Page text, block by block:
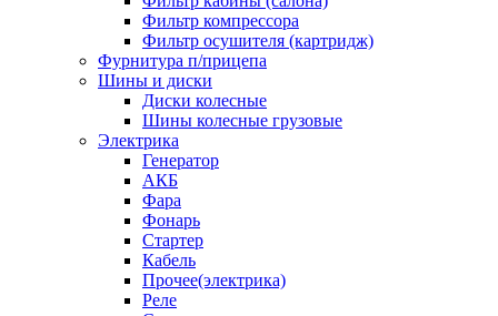
Фильтр компрессора
Фильтр осушителя (картридж)
Фурнитура п/прицепа
Шины и диски
Диски колесные
Шины колесные грузовые
Электрика
Генератор
АКБ
Фара
Фонарь
Стартер
Кабель
Прочее(электрика)
Реле